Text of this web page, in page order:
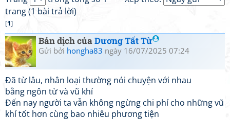
trang (1 bài trả lời)
[1]
Bản dịch củaDương Tất Từ
Gửi bởi hongha83 ngày 16/07/2025 07:24
Đã từ lâu, nhân loại thường nói chuyện với nhau
bằng ngôn từ và vũ khí
Đến nay người ta vẫn không ngừng chi phí cho những vũ
khí tốt hơn cùng bao nhiêu phương tiện